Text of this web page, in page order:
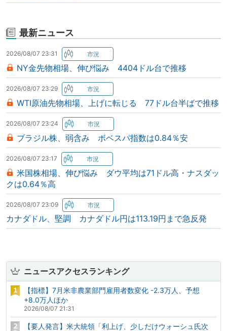
最新ニュース
2026/08/07 23:31
NY金先物相場、伸び悩み 4404ドル台で推移
2026/08/07 23:29
WTI原油先物相場、上げに転じる 77ドル台半ばで推移
2026/08/07 23:24
ブラジル株、弱含み ボベスパ指数は0.84％安
2026/08/07 23:17
米国株相場、伸び悩み ダウ平均は71ドル高・ナスダッ
クは0.64％高
2026/08/07 23:09
カナダドル、堅調 カナダドル円は113.19円まで急反発
ニュースアクセスランキング
【指標】7月米非農業部門雇用者数変化 -2.3万人、予想
+8.0万人ほか
2026/08/07 21:31
【要人発言】米大統領「利上げ、少しだけウォーシュ氏次